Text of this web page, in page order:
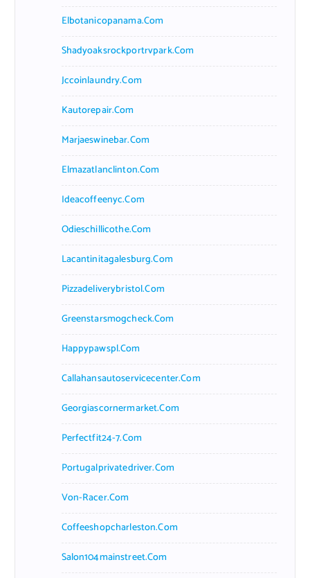
Elbotanicopanama.com
Shadyoaksrockportrvpark.com
Jccoinlaundry.com
Kautorepair.com
Marjaeswinebar.com
Elmazatlanclinton.com
Ideacoffeenyc.com
Odieschillicothe.com
Lacantinitagalesburg.com
Pizzadeliverybristol.com
Greenstarsmogcheck.com
Happypawspl.com
Callahansautoservicecenter.com
Georgiascornermarket.com
Perfectfit24-7.com
Portugalprivatedriver.com
Von-Racer.com
Coffeeshopcharleston.com
Salon104mainstreet.com